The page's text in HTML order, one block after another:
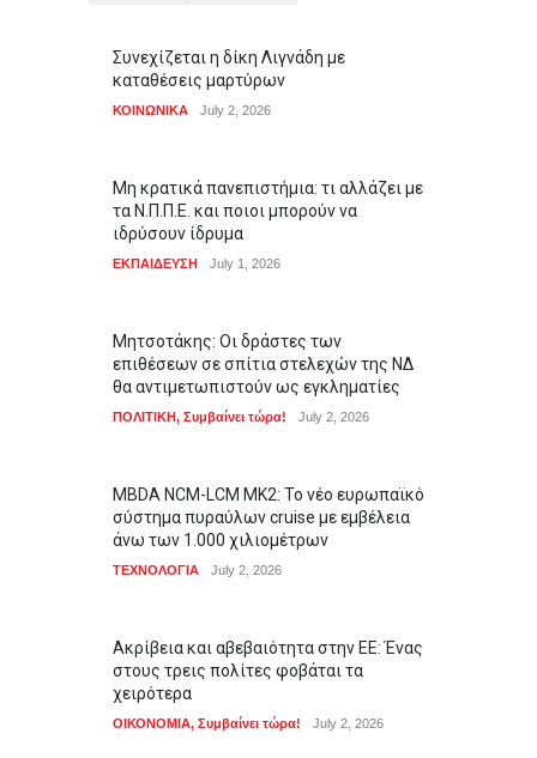
Συνεχίζεται η δίκη Λιγνάδη με
καταθέσεις μαρτύρων
ΚΟΙΝΩΝΙΚΑ July 2, 2026
Μη κρατικά πανεπιστήμια: τι αλλάζει με
τα Ν.Π.Π.Ε. και ποιοι μπορούν να
ιδρύσουν ίδρυμα
ΕΚΠΑΙΔΕΥΣΗ July 1, 2026
Μητσοτάκης: Οι δράστες των
επιθέσεων σε σπίτια στελεχών της ΝΔ
θα αντιμετωπιστούν ως εγκληματίες
ΠΟΛΙΤΙΚΗ, Συμβαίνει τώρα! July 2, 2026
MBDA NCM-LCM MK2: Το νέο ευρωπαϊκό
σύστημα πυραύλων cruise με εμβέλεια
άνω των 1.000 χιλιομέτρων
ΤΕΧΝΟΛΟΓΙΑ July 2, 2026
Ακρίβεια και αβεβαιότητα στην ΕΕ: Ένας
στους τρεις πολίτες φοβάται τα
χειρότερα
ΟΙΚΟΝΟΜΙΑ, Συμβαίνει τώρα! July 2, 2026